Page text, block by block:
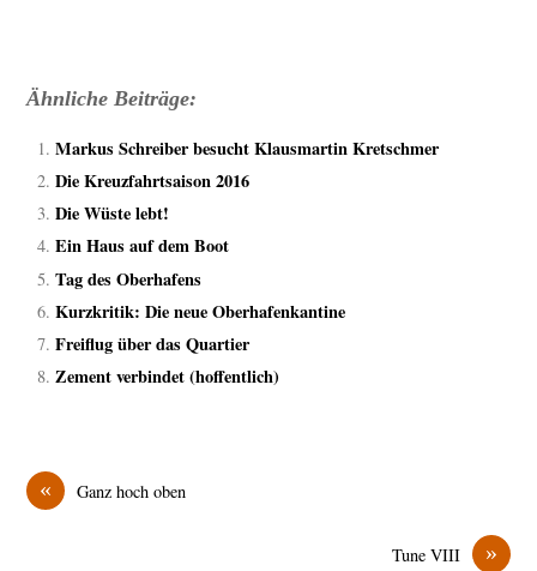
Ähnliche Beiträge:
Markus Schreiber besucht Klausmartin Kretschmer
Die Kreuzfahrtsaison 2016
Die Wüste lebt!
Ein Haus auf dem Boot
Tag des Oberhafens
Kurzkritik: Die neue Oberhafenkantine
Freiflug über das Quartier
Zement verbindet (hoffentlich)
« Ganz hoch oben
»
Tune VIII